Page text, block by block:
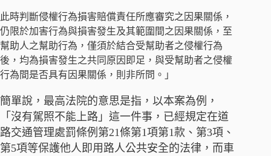
此時判斷侵權行為損害賠償責任所應審究之因果關係，
仍限於加害行為與損害發生及其範圍間之因果關係，至
幫助人之幫助行為，僅須於結合受幫助者之侵權行為
後，均為損害發生之共同原因即足，與受幫助者之侵權
行為間是否具有因果關係，則非所問。」
簡單說，最高法院的意思是指，以本案為例，
「沒有駕照不能上路」這一件事，已經規定在道
路交通管理處罰條例第21條第1項第1款、第3項、
第5項等保護他人即用路人公共安全的法律，而車